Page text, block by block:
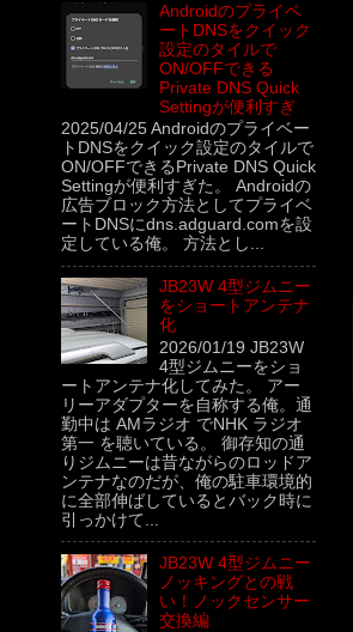
Androidのプライベ
ートDNSをクイック
設定のタイルで
ON/OFFできる
Private DNS Quick
Settingが便利すぎ
2025/04/25 Androidのプライベー
トDNSをクイック設定のタイルで
ON/OFFできるPrivate DNS Quick
Settingが便利すぎた。 Androidの
広告ブロック方法としてプライベ
ートDNSにdns.adguard.comを設
定している俺。 方法とし...
JB23W 4型ジムニー
をショートアンテナ
化
2026/01/19 JB23W
4型ジムニーをショ
ートアンテナ化してみた。 アー
リーアダプターを自称する俺。通
勤中は AMラジオ でNHK ラジオ
第一 を聴いている。 御存知の通
りジムニーは昔ながらのロッドア
ンテナなのだが、俺の駐車環境的
に全部伸ばしているとバック時に
引っかけて...
JB23W 4型ジムニー
ノッキングとの戦
い！ノックセンサー
交換編